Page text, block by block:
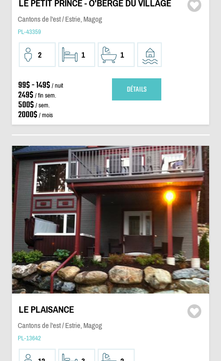
LE PETIT PRINCE - O'BERGE DU VILLAGE
Cantons de l'est / Estrie, Magog
PL-43359
2 1 1
99$ - 149$ / nuit
249$ / fin sem.
500$ / sem.
2000$ / mois
DÉTAILS
LE PLAISANCE
Cantons de l'est / Estrie, Magog
PL-13642